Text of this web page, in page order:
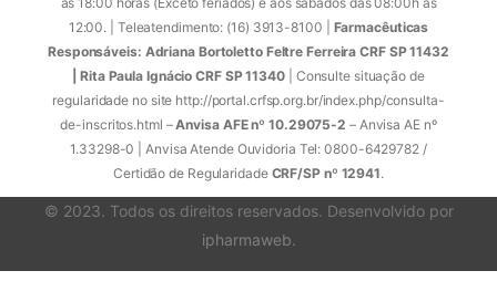
12:00. | Teleatendimento: (16) 3913-8100 | Farmacêuticas
Responsáveis: Adriana Bortoletto Feltre Ferreira CRF SP 11432
| Rita Paula Ignácio CRF SP 11340 | Consulte situação de
regularidade no site http://portal.crfsp.org.br/index.php/consulta-
de-inscritos.html –Anvisa AFE nº 10.29075-2 – Anvisa AE nº
1.33298-0 | Anvisa Atende Ouvidoria Tel: 0800-6429782 /
Certidão de Regularidade CRF/SP nº 12941.
© 2023. Todos os direitos reservados. Desenvolvido por
ipharmaweb.